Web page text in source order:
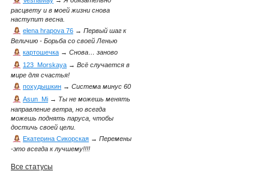
расцвету и в моей жизни снова
наступит весна.
elena hrapova 76 → Первый шаг к
Величию - Борьба со своей Ленью
картошечка → Снова… заново
123_Morskaya → Всё случается в
мире для счастья!
похудышкин → Система минус 60
Asun_Mi → Ты не можешь менять
направление ветра, но всегда
можешь поднять паруса, чтобы
достичь своей цели.
Екатерина Сикорская → Перемены
-это всегда к лучшему!!!!
Все статусы